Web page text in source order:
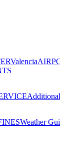
Valencia
Weather